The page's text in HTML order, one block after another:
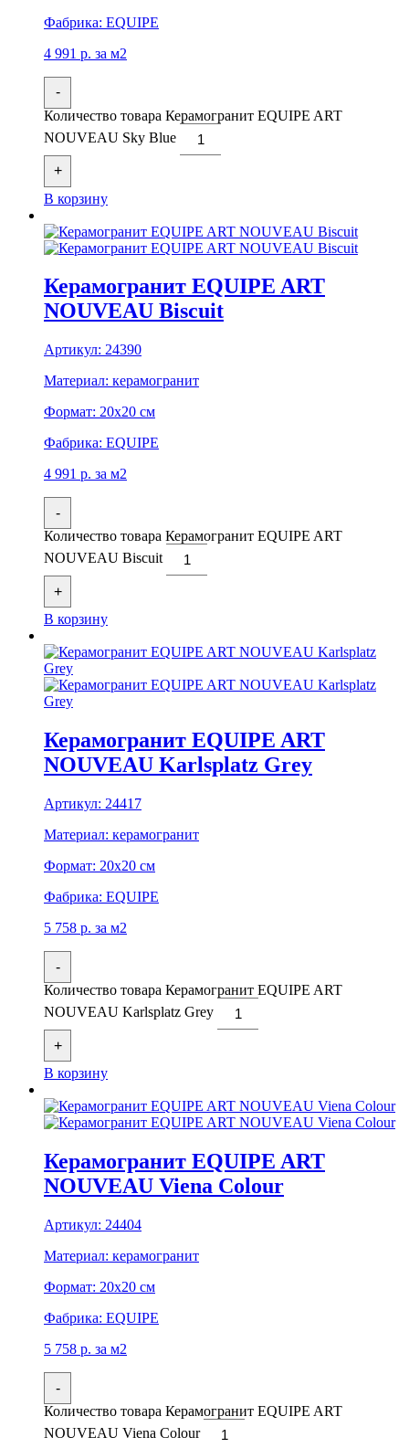
Фабрика: EQUIPE
4 991 р. за м2
-
Количество товара Керамогранит EQUIPE ART
NOUVEAU Sky Blue
+
В корзину
Керамогранит EQUIPE ART
NOUVEAU Biscuit
Артикул: 24390
Материал: керамогранит
Формат: 20x20 см
Фабрика: EQUIPE
4 991 р. за м2
-
Количество товара Керамогранит EQUIPE ART
NOUVEAU Biscuit
+
В корзину
Керамогранит EQUIPE ART
NOUVEAU Karlsplatz Grey
Артикул: 24417
Материал: керамогранит
Формат: 20x20 см
Фабрика: EQUIPE
5 758 р. за м2
-
Количество товара Керамогранит EQUIPE ART
NOUVEAU Karlsplatz Grey
+
В корзину
Керамогранит EQUIPE ART
NOUVEAU Viena Colour
Артикул: 24404
Материал: керамогранит
Формат: 20x20 см
Фабрика: EQUIPE
5 758 р. за м2
-
Количество товара Керамогранит EQUIPE ART
NOUVEAU Viena Colour